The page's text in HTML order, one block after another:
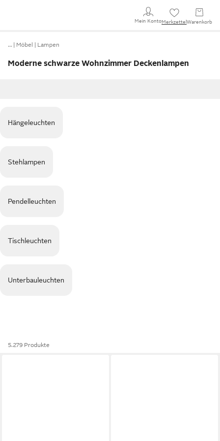
Mein KontoMerkzettel Warenkorb
… Möbel Lampen
Moderne schwarze Wohnzimmer Deckenlampen
Hängeleuchten
Stehlampen
Pendelleuchten
Tischleuchten
Unterbauleuchten
5.279 Produkte